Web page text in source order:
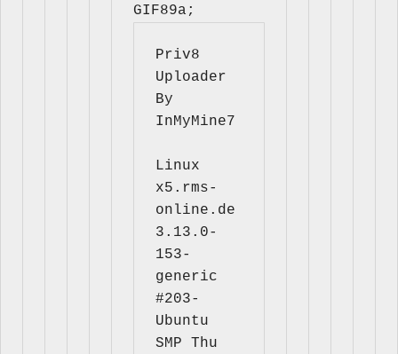
GIF89a;
Priv8
Uploader
By
InMyMine7
Linux
x5.rms-
online.de
3.13.0-
153-
generic
#203-
Ubuntu
SMP Thu